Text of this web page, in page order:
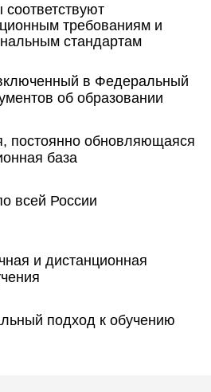
требованиям и
стандартам
в Федеральный
об образовании
постоянно обновляющаяся
база
всей России
и дистанционная
подход к обучению